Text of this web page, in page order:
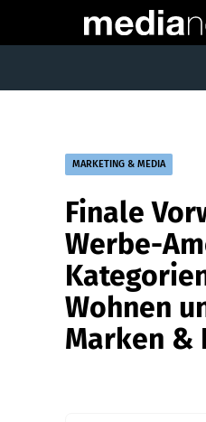
MARKETING & MEDIA
Finale
Werbe-
Wohnen
Marken &